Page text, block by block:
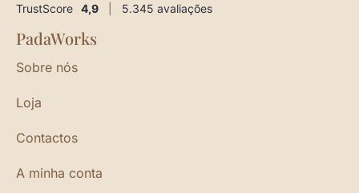
TrustScore 4,9 5.345 avaliações
PadaWorks
Sobre nós
Loja
Contactos
A minha conta